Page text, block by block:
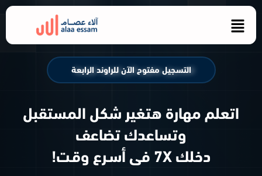
التسجيل مفتوح الآن للراوند الرابعة
اتعلم مهارة هتغير شكل المستقبل
وتساعدك تضاعف
دخلك 7X فى أسـرع وقـت!